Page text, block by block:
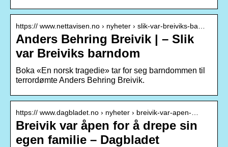
https:// www.nettavisen.no › nyheter › slik-var-breiviks-ba…
Anders Behring Breivik | – Slik
var Breiviks barndom
Boka «En norsk tragedie» tar for seg barndommen til
terrordømte Anders Behring Breivik.
https:// www.dagbladet.no › nyheter › breivik-var-apen-…
Breivik var åpen for å drepe sin
egen familie – Dagbladet